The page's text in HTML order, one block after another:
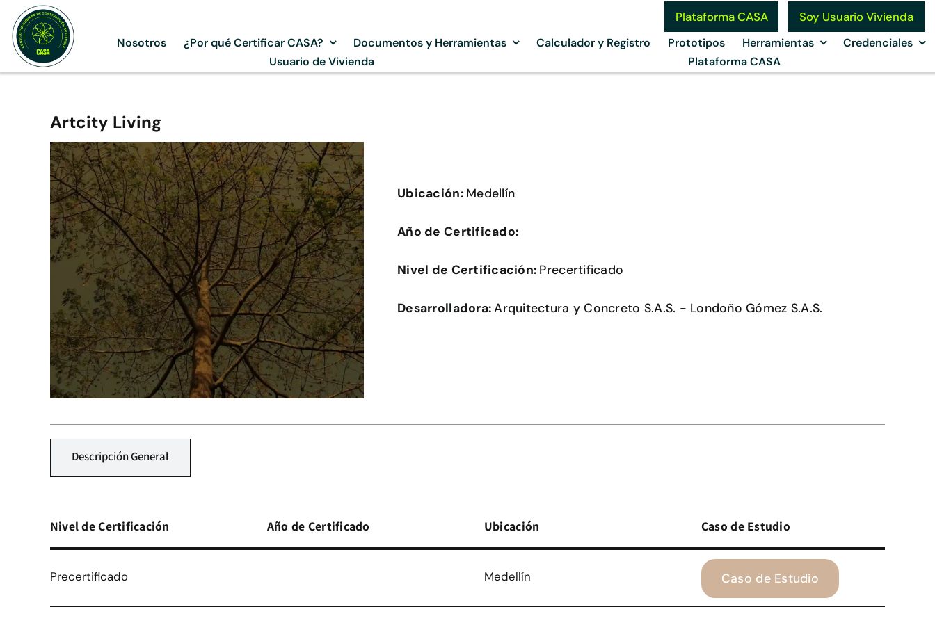
content
Plataforma CASA Soy Usuario Vivienda
Nosotros ¿Por qué Certificar CASA? Documentos y Herramientas Calculador y Registro Prototipos Herramientas
Credenciales
Usuario de Vivienda
Plataforma CASA
Artcity Living
Ubicación: Medellín
Año de Certificado:
Nivel de Certificación: Precertificado
Desarrolladora:Arquitectura y Concreto S.A.S. - Londoño Gómez S.A.S.
Descripción General
Nivel de Certificación Año de Certificado Ubicación Caso de Estudio
Precertificado Medellín Caso de Estudio